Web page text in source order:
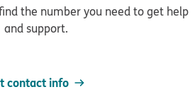
the number you need to get help
and support.
contact info